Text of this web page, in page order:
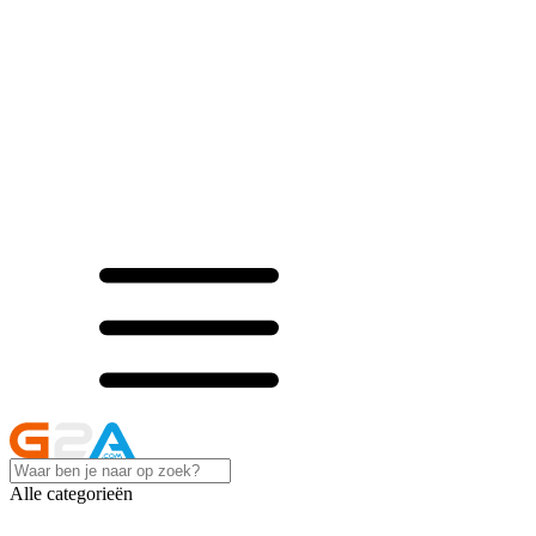
Alle categorieën